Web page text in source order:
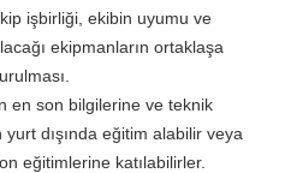
işbirliği, ekibin uyumu ve
ekipmanların ortaklaşa
en son bilgilerine ve teknik
dışında eğitim alabilir veya
eğitimlerine katılabilirler.